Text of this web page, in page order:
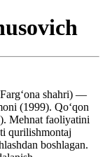
shahri) —
(1999). Qoʻqon
Mehnat faoliyatini
qurilishmontaj
boshlagan.